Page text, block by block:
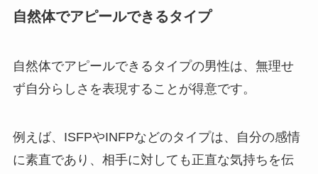
自然体でアピールできるタイプ
自然体でアピールできるタイプの男性は、無理せ
ず自分らしさを表現することが得意です。
例えば、ISFPやINFPなどのタイプは、自分の感情
に素直であり、相手に対しても正直な気持ちを伝